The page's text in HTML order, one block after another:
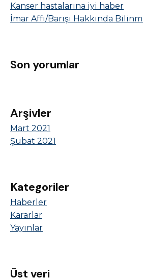
Kanser hastalarına iyi haber
İmar Affı/Barışı Hakkında
Son yorumlar
Arşivler
Mart 2021
Şubat 2021
Kategoriler
Haberler
Kararlar
Yayınlar
Üst veri